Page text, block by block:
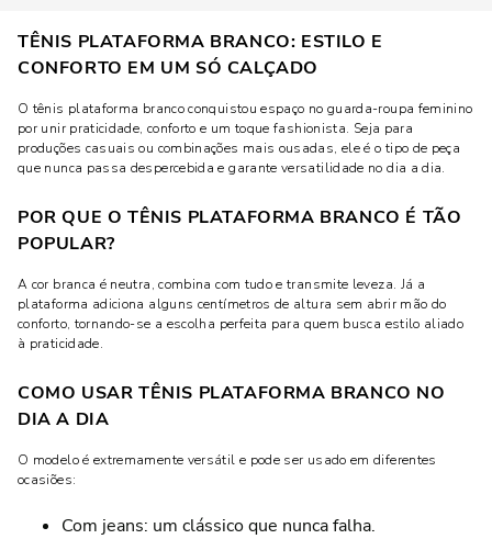
TÊNIS PLATAFORMA BRANCO: ESTILO E
CONFORTO EM UM SÓ CALÇADO
O tênis plataforma branco conquistou espaço no guarda-roupa feminino
por unir praticidade, conforto e um toque fashionista. Seja para
produções casuais ou combinações mais ousadas, ele é o tipo de peça
que nunca passa despercebida e garante versatilidade no dia a dia.
POR QUE O TÊNIS PLATAFORMA BRANCO É TÃO
POPULAR?
A cor branca é neutra, combina com tudo e transmite leveza. Já a
plataforma adiciona alguns centímetros de altura sem abrir mão do
conforto, tornando-se a escolha perfeita para quem busca estilo aliado
à praticidade.
COMO USAR TÊNIS PLATAFORMA BRANCO NO
DIA A DIA
O modelo é extremamente versátil e pode ser usado em diferentes
ocasiões:
Com jeans: um clássico que nunca falha.